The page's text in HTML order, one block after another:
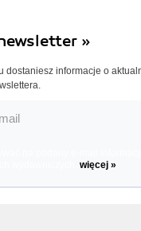
»
dostaniesz informacje o
więcej »